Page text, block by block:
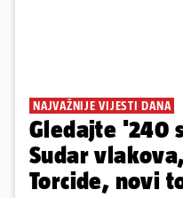
NAJVAŽNIJE VIJESTI DANA
Gledajte '240
Sudar
Torcide, novi